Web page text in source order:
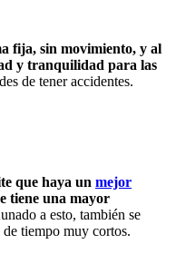
fija, sin movimiento, y al
y tranquilidad para las
de tener accidentes.
que haya un mejor
tiene una mayor
a esto, también se
de tiempo muy cortos.